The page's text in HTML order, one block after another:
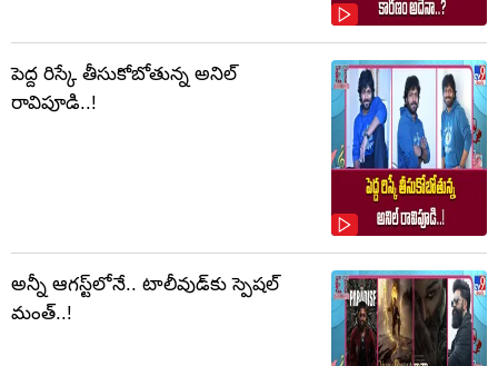
పెద్ద రిస్కే తీసుకోబోతున్న అనిల్
రావిపూడి..!
అన్నీ ఆగస్ట్‌లోనే.. టాలీవుడ్‌కు స్పెషల్
మంత్..!